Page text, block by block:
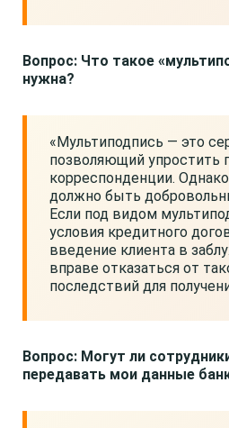
Вопрос: Что такое
нужна?
«Мультиподпись — это
позволяющий упростить
корреспонденции.
должно быть
Если под видом
условия кредитного
введение клиента в
вправе отказаться от
последствий для
Вопрос: Могут ли
передавать мои данные